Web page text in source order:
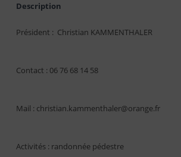
Description
Président : Christian KAMMENTHALER
Contact : 06 76 68 14 58
Mail : christian.kammenthaler@orange.fr
Activités : randonnée pédestre